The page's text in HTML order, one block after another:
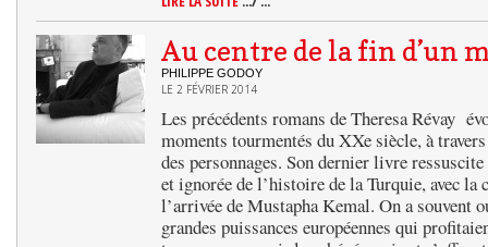
Au centre de la fin d’un
PHILIPPE GODOY
LE 2 FÉVRIER 2014
Les précédents romans de Theresa Révay
moments tourmentés du XXe siècle, à
des personnages. Son dernier livre
et ignorée de l’histoire de la Turquie, avec la
l’arrivée de Mustapha Kemal. On a souvent
grandes puissances européennes qui